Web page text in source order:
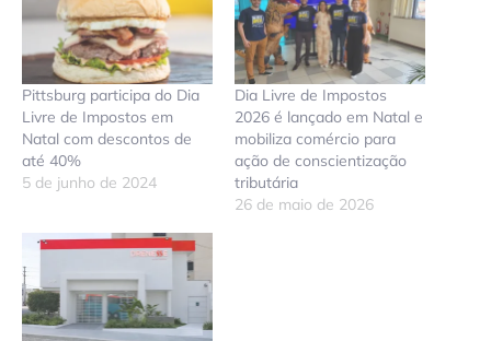
Pittsburg participa do Dia
Livre de Impostos em
Natal com descontos de
até 40%
5 de junho de 2024
Dia Livre de Impostos
2026 é lançado em Natal e
mobiliza comércio para
ação de conscientização
tributária
26 de maio de 2026